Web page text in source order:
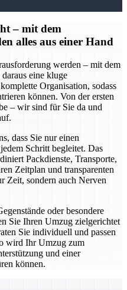
– mit dem
alles aus einer Hand
werden – mit dem
eine kluge
Organisation, sodass
können. Von der ersten
– wir sind für Sie da und
dass Sie nur einen
Schritt begleitet. Das
Packdienste, Transporte,
Zeitplan und transparenten
Zeit, sondern auch Nerven
oder besondere
Sie Ihren Umzug zielgerichtet
Sie individuell und passen
wird Ihr Umzug zum
und einer
können.